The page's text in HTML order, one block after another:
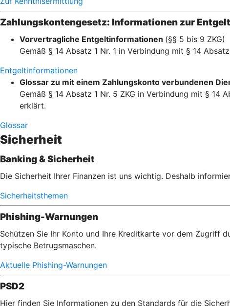
Zahlungskontengesetz: Informationen zur
Vorvertragliche Entgeltinformationen (§§ 5 bis 9 ZKG)
Gemäß § 14 Absatz 1 Nr. 1 in Verbindung mit § 14
Entgeltinformationen
Glossar zu mit einem Zahlungskonto verbundenen
Gemäß § 14 Absatz 1 Nr. 5 ZKG in Verbindung mit § 14
erklärt.
Glossar
Sicherheit
Banking & Sicherheit
Die Sicherheit Ihrer Finanzen ist uns wichtig. Deshalb
Sicherheitsthemen
Phishing-Warnungen
Schützen Sie Ihr Konto und Ihre Kreditkarte vor dem Zugriff
typische Betrugsmaschen.
Aktuelle Phishing-Warnungen
PSD2
Hier finden Sie Informationen zu den Standards für die